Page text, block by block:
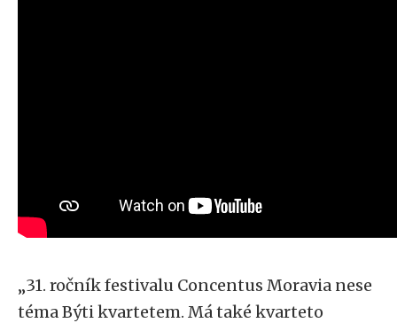
„31. ročník festivalu Concentus Moravia nese
téma Býti kvartetem. Má také kvarteto